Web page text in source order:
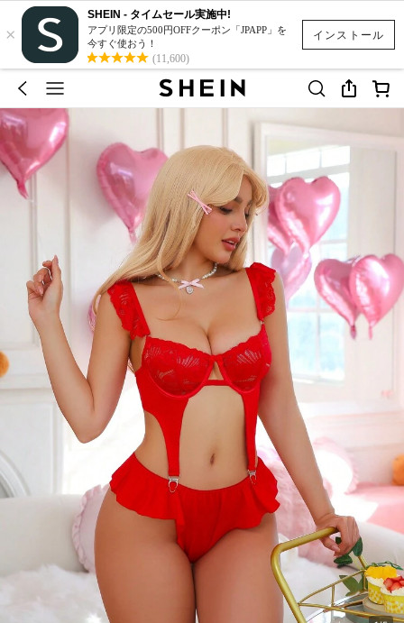
インストール
×
SHEIN - タイムセール実施中!
アプリ限定の500円OFFクーポン「JPAPP」を
今すぐ使おう！
(11,600)